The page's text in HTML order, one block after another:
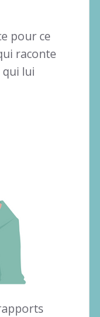
pour ce
raconte
lui